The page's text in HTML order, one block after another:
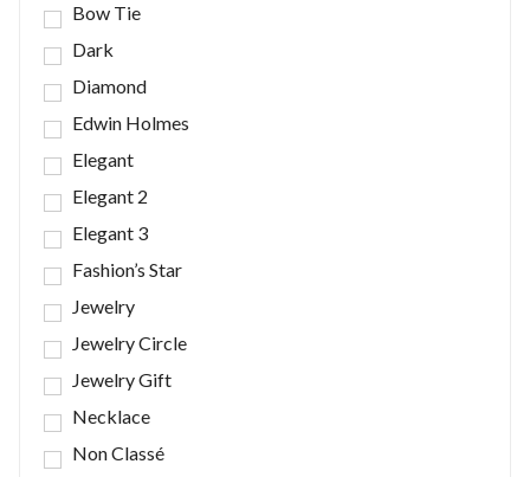
Bow Tie
Dark
Diamond
Edwin Holmes
Elegant
Elegant 2
Elegant 3
Fashion’s Star
Jewelry
Jewelry Circle
Jewelry Gift
Necklace
Non Classé